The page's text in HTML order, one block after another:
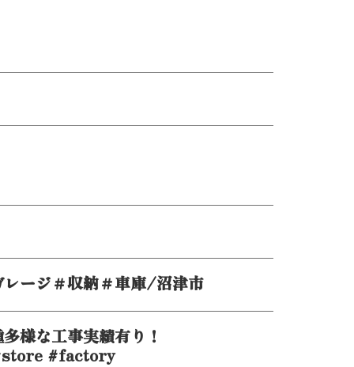
ージ＃収納＃車庫/沼津市
様な工事実績有り！
#factory